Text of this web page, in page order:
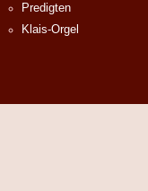
Predigten
Klais-Orgel